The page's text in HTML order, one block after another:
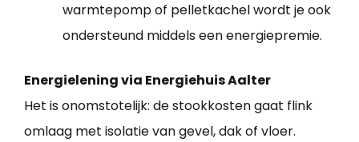
warmtepomp of pelletkachel wordt je ook
ondersteund middels een energiepremie.
Energielening via Energiehuis Aalter
Het is onomstotelijk: de stookkosten gaat flink
omlaag met isolatie van gevel, dak of vloer.